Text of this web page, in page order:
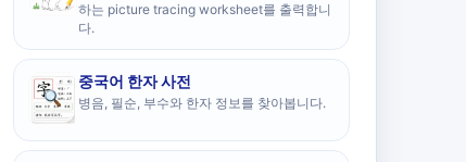
하는 picture tracing worksheet를 출력합니
다.
중국어 한자 사전
병음, 필순, 부수와 한자 정보를 찾아봅니다.